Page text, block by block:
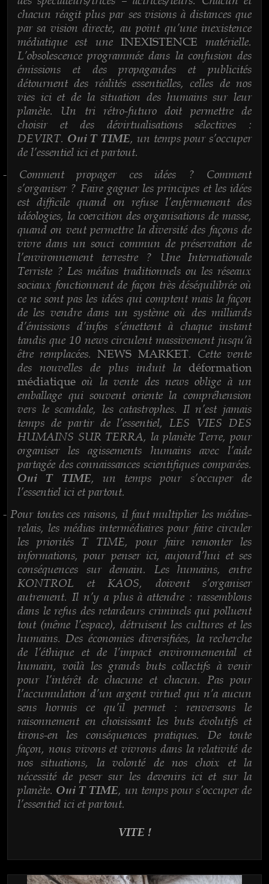
chacun réagit plus par ses visions à distances que
par sa vision directe, au point qu’une inexistence
médiatique est une INEXISTENCE matérielle.
L’obsolescence programmée dans la confusion des
émissions et des propagandes et publicités
détournent des réalités essentielles, celles de nos
vies ici et de la situation des humains sur leur
planète. Un tri rétro-futuro doit permettre de
choisir et des dévirtualisations sélectives :
DEVIRT. Oui T TIME, un temps pour s’occuper
de l’essentiel ici et partout.
-
Comment propager ces idées ? Comment
s’organiser ? Faire gagner les principes et les idées
est difficile quand on refuse l’enfermement des
idéologies, la coercition des organisations de masse,
quand on veut permettre la diversité des façons de
vivre dans un souci commun de préservation de
l’environnement terrestre ? Une Internationale
Terriste ? Les médias traditionnels ou les réseaux
sociaux fonctionnent de façon très déséquilibrée où
ce ne sont pas les idées qui comptent mais la façon
de les vendre dans un système où des milliards
d’émissions d’infos s’émettent à chaque instant
tandis que 10 news circulent massivement jusqu’à
être remplacées.NEWS MARKET. Cette vente
des nouvelles de plus induit la déformation
médiatique où la vente des news oblige à un
emballage qui souvent oriente la compréhension
vers le scandale, les catastrophes. Il n’est jamais
temps de partir de l’essentiel, LES VIES DES
HUMAINS SUR TERRA, la planète Terre, pour
organiser les agissements humains avec l’aide
partagée des connaissances scientifiques comparées.
Oui T TIME, un temps pour s’occuper de
l’essentiel ici et partout.
- Pour toutes ces raisons, il faut multiplier les médias-
relais, les médias intermédiaires pour faire circuler
les priorités T TIME, pour faire remonter les
informations, pour penser ici, aujourd’hui et ses
conséquences sur demain. Les humains, entre
KONTROL et KAOS, doivent s’organiser
autrement. Il n’y a plus à attendre : rassemblons
dans le refus des retardeurs criminels qui polluent
tout (même l’espace), détruisent les cultures et les
humains. Des économies diversifiées, la recherche
de l’éthique et de l’impact environnemental et
humain, voilà les grands buts collectifs à venir
pour l’intérêt de chacune et chacun. Pas pour
l’accumulation d’un argent virtuel qui n’a aucun
sens hormis ce qu’il permet : renversons le
raisonnement en choisissant les buts évolutifs et
tirons-en les conséquences pratiques. De toute
façon, nous vivons et vivrons dans la relativité de
nos situations, la volonté de nos choix et la
nécessité de peser sur les devenirs ici et sur la
planète. Oui T TIME, un temps pour s’occuper de
l’essentiel ici et partout.
VITE !